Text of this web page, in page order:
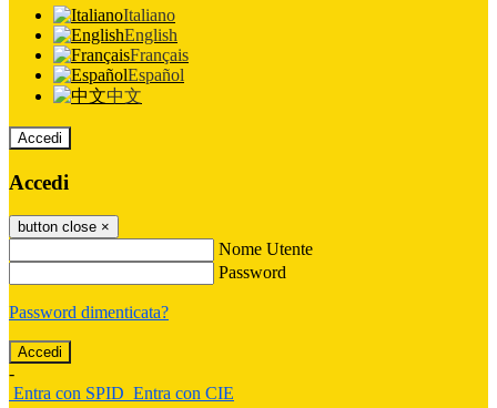
Italiano
English
Français
Español
中文
Accedi
Accedi
button close ×
Nome Utente
Password
Password dimenticata?
-
Entra con SPID Entra con CIE